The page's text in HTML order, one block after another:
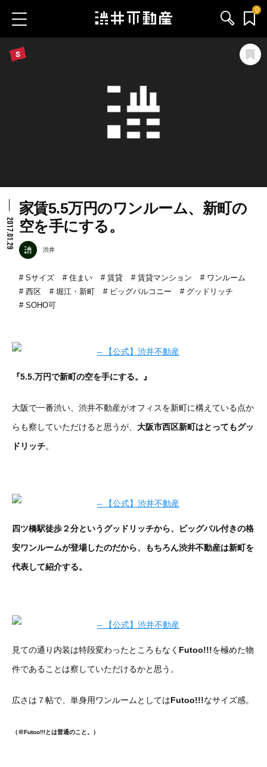
0
会社情報
2017.01.29
家賃5.5万円のワンルーム、新町の
空を手にする。
渋井
Sサイズ 住まい 賃貸 賃貸マンション
ワンルーム
西区
堀江・新町 ビッグバルコニー
グッドリッチ
SOHO可
『5.5.万円で新町の空を手にする。』
大阪で一番渋い、渋井不動産がオフィスを新町に構えている点か
らも察していただけると思うが、 大阪市西区新町はとってもグッ
ドリッチ。
四ツ橋駅徒歩２分というグッドリッチから、ビッグバル付きの格
安ワンルームが登場したのだから、もちろん渋井不動産は新町を
代表して紹介する。
見ての通り内装は特段変わったところもなく Futoo!!!を極めた物
件であることは察していただけるかと思う。
広さは７帖で、単身用ワンルームとしてはFutoo!!!なサイズ感。
（※Futoo!!!とは普通のこと。）